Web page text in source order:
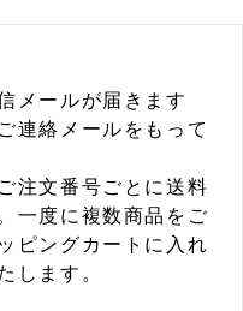
メールが届きます
連絡メールをもって
注文番号ごとに送料
一度に複数商品をご
ピングカートに入れ
します。